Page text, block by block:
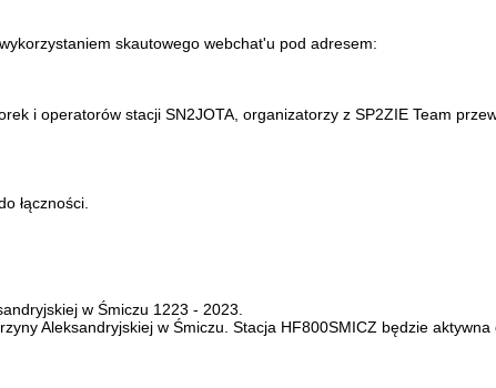
skautowego webchat'u pod adresem:
i operatorów stacji SN2JOTA, organizatorzy z SP2ZIE Team
łączności.
w Śmiczu 1223 - 2023.
Aleksandryjskiej w Śmiczu. Stacja HF800SMICZ będzie